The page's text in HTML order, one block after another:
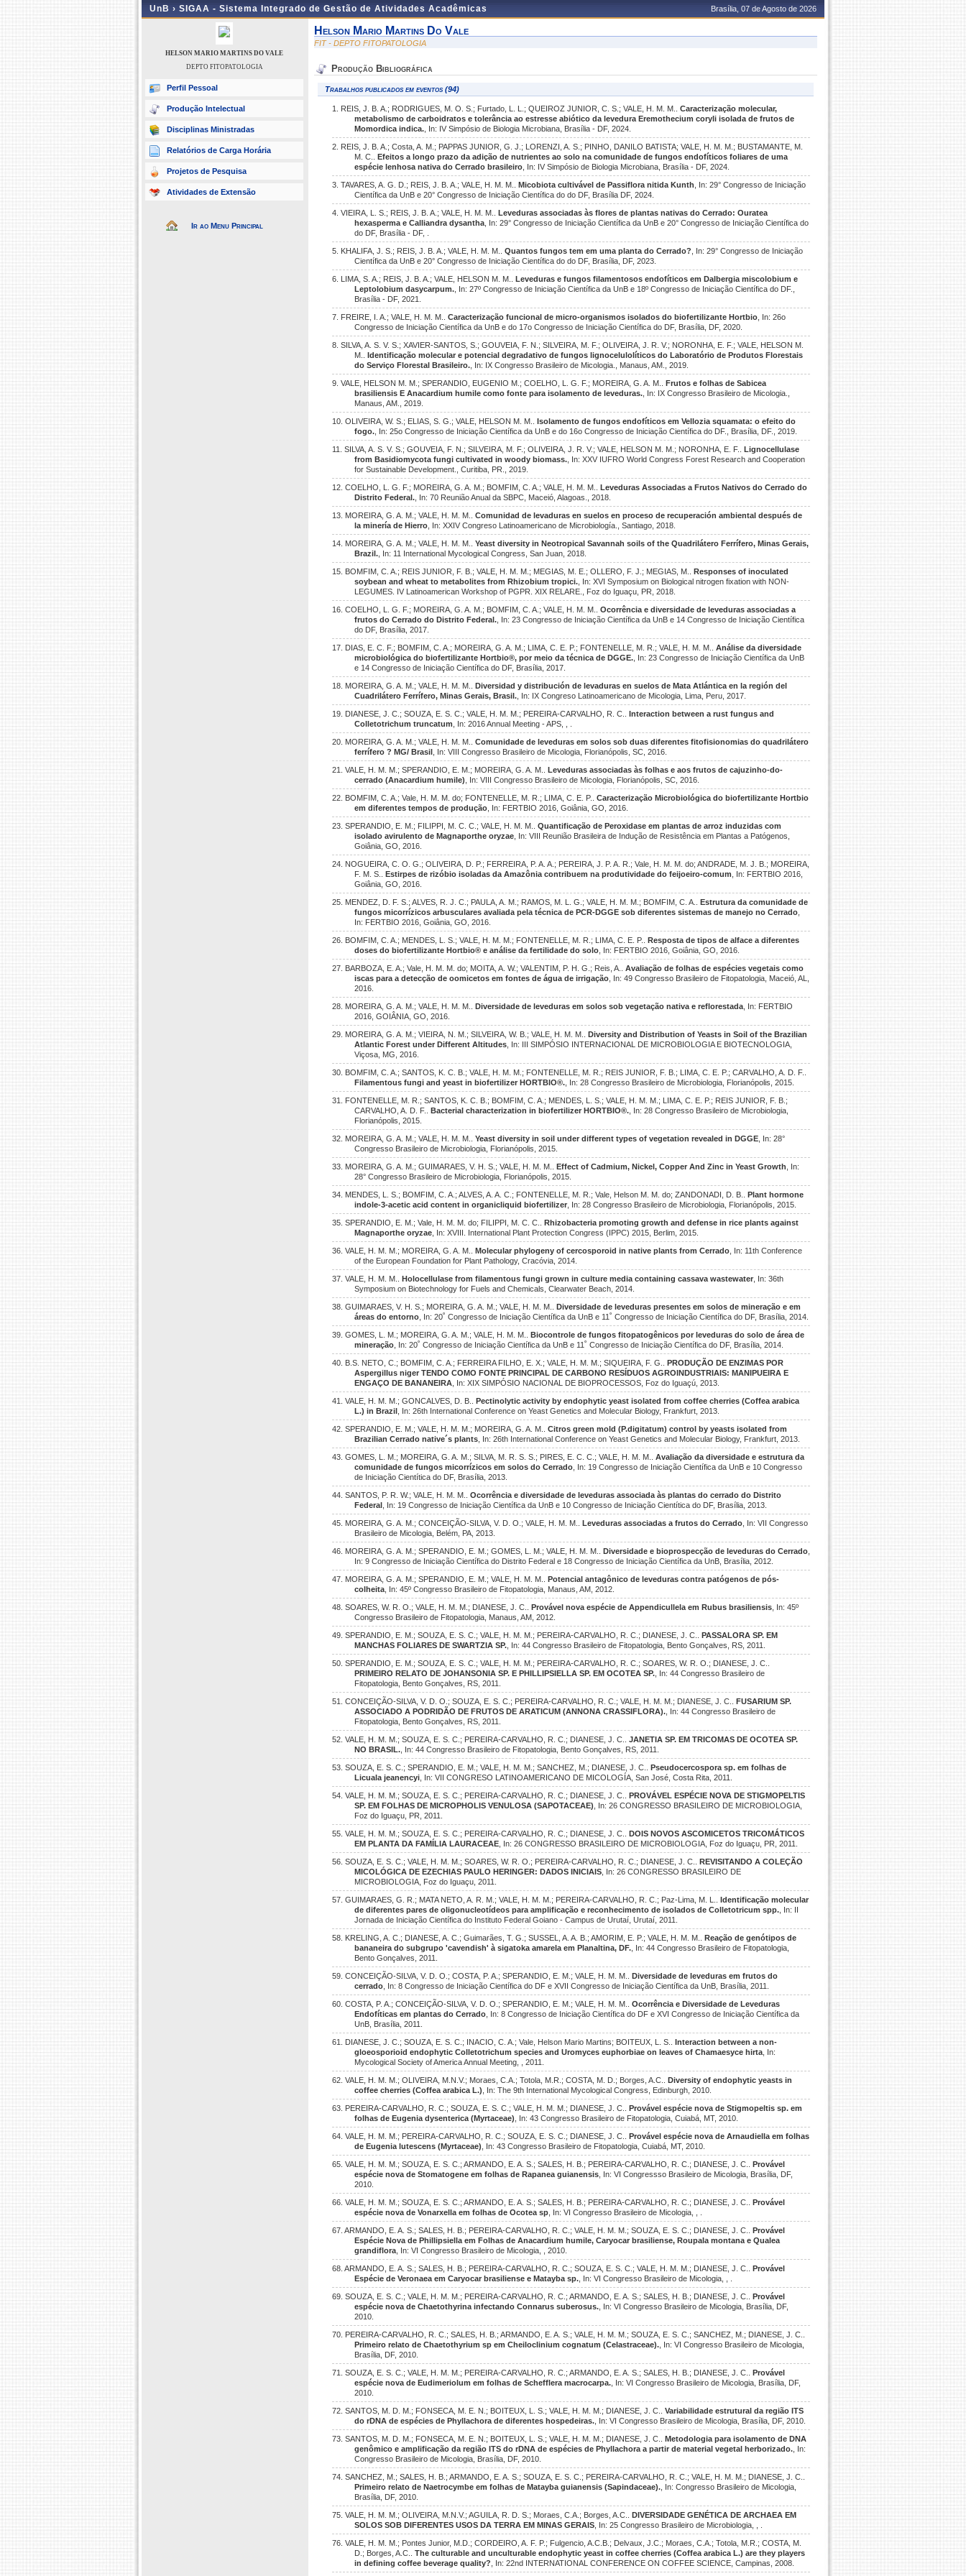
UnB › SIGAA - Sistema Integrado de Gestão de Atividades Acadêmicas Brasília, 07 de Agosto de 2026
HELSON MARIO MARTINS DO VALE
DEPTO FITOPATOLOGIA
Perfil Pessoal
Produção Intelectual
Disciplinas Ministradas
Relatórios de Carga Horária
Projetos de Pesquisa
Atividades de Extensão
Ir ao Menu Principal
Helson Mario Martins Do Vale
FIT - DEPTO FITOPATOLOGIA
Produção Bibliográfica
Trabalhos publicados em eventos (94)
1. REIS, J. B. A.; RODRIGUES, M. O. S.; Furtado, L. L.; QUEIROZ JUNIOR, C. S.; VALE, H. M. M.. Caracterização molecular,
metabolismo de carboidratos e tolerância ao estresse abiótico da levedura Eremothecium coryli isolada de frutos de
Momordica indica. , In: IV Simpósio de Biologia Microbiana, Brasília - DF, 2024.
2. REIS, J. B. A.; Costa, A. M.; PAPPAS JUNIOR, G. J.; LORENZI, A. S.; PINHO, DANILO BATISTA; VALE, H. M. M.; BUSTAMANTE, M.
M. C..Efeitos a longo prazo da adição de nutrientes ao solo na comunidade de fungos endofíticos foliares de uma
espécie lenhosa nativa do Cerrado brasileiro , In: IV Simpósio de Biologia Microbiana, Brasília - DF, 2024.
3. TAVARES, A. G. D.; REIS, J. B. A.; VALE, H. M. M.. Micobiota cultivável de Passiflora nitida Kunth , In: 29° Congresso de Iniciação
Científica da UnB e 20° Congresso de Iniciação Científica do do DF, Brasília DF, 2024.
4. VIEIRA, L. S.; REIS, J. B. A.; VALE, H. M. M.. Leveduras associadas às flores de plantas nativas do Cerrado: Ouratea
hexasperma e Calliandra dysantha , In: 29° Congresso de Iniciação Científica da UnB e 20° Congresso de Iniciação Científica do
do DF, Brasília - DF, .
5. KHALIFA, J. S.; REIS, J. B. A.; VALE, H. M. M.. Quantos fungos tem em uma planta do Cerrado? , In: 29° Congresso de Iniciação
Científica da UnB e 20° Congresso de Iniciação Científica do do DF, Brasília, DF, 2023.
6. LIMA, S. A.; REIS, J. B. A.; VALE, HELSON M. M.. Leveduras e fungos filamentosos endofíticos em Dalbergia miscolobium e
Leptolobium dasycarpum. , In: 27º Congresso de Iniciação Científica da UnB e 18º Congresso de Iniciação Científica do DF.,
Brasília - DF, 2021.
7. FREIRE, I. A.; VALE, H. M. M.. Caracterização funcional de micro-organismos isolados do biofertilizante Hortbio , In: 26o
Congresso de Iniciação Científica da UnB e do 17o Congresso de Iniciação Científica do DF, Brasília, DF, 2020.
8. SILVA, A. S. V. S.; XAVIER-SANTOS, S.; GOUVEIA, F. N.; SILVEIRA, M. F.; OLIVEIRA, J. R. V.; NORONHA, E. F.; VALE, HELSON M.
M..Identificação molecular e potencial degradativo de fungos lignocelulolíticos do Laboratório de Produtos Florestais
do Serviço Florestal Brasileiro. , In: IX Congresso Brasileiro de Micologia., Manaus, AM., 2019.
9. VALE, HELSON M. M.; SPERANDIO, EUGENIO M.; COELHO, L. G. F.; MOREIRA, G. A. M.. Frutos e folhas de Sabicea
brasiliensis E Anacardium humile como fonte para isolamento de leveduras. , In: IX Congresso Brasileiro de Micologia.,
Manaus, AM., 2019.
10. OLIVEIRA, W. S.; ELIAS, S. G.; VALE, HELSON M. M.. Isolamento de fungos endofíticos em Vellozia squamata: o efeito do
fogo. , In: 25o Congresso de Iniciação Científica da UnB e do 16o Congresso de Iniciação Científica do DF., Brasília, DF., 2019.
11. SILVA, A. S. V. S.; GOUVEIA, F. N.; SILVEIRA, M. F.; OLIVEIRA, J. R. V.; VALE, HELSON M. M.; NORONHA, E. F.. Lignocellulase
from Basidiomycota fungi cultivated in woody biomass. , In: XXV IUFRO World Congress Forest Research and Cooperation
for Sustainable Development., Curitiba, PR., 2019.
12. COELHO, L. G. F.; MOREIRA, G. A. M.; BOMFIM, C. A.; VALE, H. M. M.. Leveduras Associadas a Frutos Nativos do Cerrado do
Distrito Federal. , In: 70 Reunião Anual da SBPC, Maceió, Alagoas., 2018.
13. MOREIRA, G. A. M.; VALE, H. M. M.. Comunidad de levaduras en suelos en proceso de recuperación ambiental después de
la minería de Hierro , In: XXIV Congreso Latinoamericano de Microbiología., Santiago, 2018.
14. MOREIRA, G. A. M.; VALE, H. M. M.. Yeast diversity in Neotropical Savannah soils of the Quadrilátero Ferrífero, Minas Gerais,
Brazil. , In: 11 International Mycological Congress, San Juan, 2018.
15. BOMFIM, C. A.; REIS JUNIOR, F. B.; VALE, H. M. M.; MEGIAS, M. E.; OLLERO, F. J.; MEGIAS, M.. Responses of inoculated
soybean and wheat to metabolites from Rhizobium tropici. , In: XVI Symposium on Biological nitrogen fixation with NON-
LEGUMES. IV Latinoamerican Workshop of PGPR. XIX RELARE., Foz do Iguaçu, PR, 2018.
16. COELHO, L. G. F.; MOREIRA, G. A. M.; BOMFIM, C. A.; VALE, H. M. M.. Ocorrência e diversidade de leveduras associadas a
frutos do Cerrado do Distrito Federal. , In: 23 Congresso de Iniciação Científica da UnB e 14 Congresso de Iniciação Científica
do DF, Brasília, 2017.
17. DIAS, E. C. F.; BOMFIM, C. A.; MOREIRA, G. A. M.; LIMA, C. E. P.; FONTENELLE, M. R.; VALE, H. M. M.. Análise da diversidade
microbiológica do biofertilizante Hortbio®, por meio da técnica de DGGE. , In: 23 Congresso de Iniciação Científica da UnB
e 14 Congresso de Iniciação Científica do DF, Brasília, 2017.
18. MOREIRA, G. A. M.; VALE, H. M. M.. Diversidad y distribución de levaduras en suelos de Mata Atlántica en la región del
Cuadrilátero Ferrífero, Minas Gerais, Brasil. , In: IX Congreso Latinoamericano de Micologia, Lima, Peru, 2017.
19. DIANESE, J. C.; SOUZA, E. S. C.; VALE, H. M. M.; PEREIRA-CARVALHO, R. C.. Interaction between a rust fungus and
Colletotrichum truncatum
, In: 2016 Annual Meeting - APS, , .
20. MOREIRA, G. A. M.; VALE, H. M. M.. Comunidade de leveduras em solos sob duas diferentes fitofisionomias do quadrilátero
ferrífero ? MG/ Brasil , In: VIII Congresso Brasileiro de Micologia, Florianópolis, SC, 2016.
21. VALE, H. M. M.; SPERANDIO, E. M.; MOREIRA, G. A. M.. Leveduras associadas às folhas e aos frutos de cajuzinho-do-
cerrado (Anacardium humile)
, In: VIII Congresso Brasileiro de Micologia, Florianópolis, SC, 2016.
22. BOMFIM, C. A.; Vale, H. M. M. do; FONTENELLE, M. R.; LIMA, C. E. P.. Caracterização Microbiológica do biofertilizante Hortbio
em diferentes tempos de produção , In: FERTBIO 2016, Goiânia, GO, 2016.
23. SPERANDIO, E. M.; FILIPPI, M. C. C.; VALE, H. M. M.. Quantificação de Peroxidase em plantas de arroz induzidas com
isolado avirulento de Magnaporthe oryzae , In: VIII Reunião Brasileira de Indução de Resistência em Plantas a Patógenos,
Goiânia, GO, 2016.
24. NOGUEIRA, C. O. G.; OLIVEIRA, D. P.; FERREIRA, P. A. A.; PEREIRA, J. P. A. R.; Vale, H. M. M. do; ANDRADE, M. J. B.; MOREIRA,
F. M. S..Estirpes de rizóbio isoladas da Amazônia contribuem na produtividade do feijoeiro-comum
, In: FERTBIO 2016,
Goiânia, GO, 2016.
25. MENDEZ, D. F. S.; ALVES, R. J. C.; PAULA, A. M.; RAMOS, M. L. G.; VALE, H. M. M.; BOMFIM, C. A.. Estrutura da comunidade de
fungos micorrízicos arbusculares avaliada pela técnica de PCR-DGGE sob diferentes sistemas de manejo no Cerrado
In: FERTBIO 2016, Goiânia, GO, 2016.
26. BOMFIM, C. A.; MENDES, L. S.; VALE, H. M. M.; FONTENELLE, M. R.; LIMA, C. E. P.. Resposta de tipos de alface a diferentes
doses do biofertilizante Hortbio® e análise da fertilidade do solo , In: FERTBIO 2016, Goiânia, GO, 2016.
27. BARBOZA, E. A.; Vale, H. M. M. do; MOITA, A. W.; VALENTIM, P. H. G.; Reis, A.. Avaliação de folhas de espécies vegetais como
iscas para a detecção de oomicetos em fontes de água de irrigação , In: 49 Congresso Brasileiro de Fitopatologia, Maceió, AL,
2016.
28. MOREIRA, G. A. M.; VALE, H. M. M.. Diversidade de leveduras em solos sob vegetação nativa e reflorestada , In: FERTBIO
2016, GOIÂNIA, GO, 2016.
29. MOREIRA, G. A. M.; VIEIRA, N. M.; SILVEIRA, W. B.; VALE, H. M. M.. Diversity and Distribution of Yeasts in Soil of the Brazilian
Atlantic Forest under Different Altitudes , In: III SIMPÓSIO INTERNACIONAL DE MICROBIOLOGIA E BIOTECNOLOGIA,
Viçosa, MG, 2016.
30. BOMFIM, C. A.; SANTOS, K. C. B.; VALE, H. M. M.; FONTENELLE, M. R.; REIS JUNIOR, F. B.; LIMA, C. E. P.; CARVALHO, A. D. F..
Filamentous fungi and yeast in biofertilizer HORTBIO®. , In: 28 Congresso Brasileiro de Microbiologia, Florianópolis, 2015.
31. FONTENELLE, M. R.; SANTOS, K. C. B.; BOMFIM, C. A.; MENDES, L. S.; VALE, H. M. M.; LIMA, C. E. P.; REIS JUNIOR, F. B.;
CARVALHO, A. D. F..Bacterial characterization in biofertilizer HORTBIO®. , In: 28 Congresso Brasileiro de Microbiologia,
Florianópolis, 2015.
32. MOREIRA, G. A. M.; VALE, H. M. M.. Yeast diversity in soil under different types of vegetation revealed in DGGE , In: 28°
Congresso Brasileiro de Microbiologia, Florianópolis, 2015.
33. MOREIRA, G. A. M.; GUIMARAES, V. H. S.; VALE, H. M. M.. Effect of Cadmium, Nickel, Copper And Zinc in Yeast Growth , In:
28° Congresso Brasileiro de Microbiologia, Florianópolis, 2015.
34. MENDES, L. S.; BOMFIM, C. A.; ALVES, A. A. C.; FONTENELLE, M. R.; Vale, Helson M. M. do; ZANDONADI, D. B.. Plant hormone
indole-3-acetic acid content in organicliquid biofertilizer , In: 28 Congresso Brasileiro de Microbiologia, Florianópolis, 2015.
35. SPERANDIO, E. M.; Vale, H. M. M. do; FILIPPI, M. C. C.. Rhizobacteria promoting growth and defense in rice plants against
Magnaporthe oryzae , In: XVIII. International Plant Protection Congress (IPPC) 2015, Berlim, 2015.
36. VALE, H. M. M.; MOREIRA, G. A. M.. Molecular phylogeny of cercosporoid in native plants from Cerrado , In: 11th Conference
of the European Foundation for Plant Pathology, Cracóvia, 2014.
37. VALE, H. M. M.. Holocellulase from filamentous fungi grown in culture media containing cassava wastewater , In: 36th
Symposium on Biotechnology for Fuels and Chemicals, Clearwater Beach, 2014.
38. GUIMARAES, V. H. S.; MOREIRA, G. A. M.; VALE, H. M. M.. Diversidade de leveduras presentes em solos de mineração e em
áreas do entorno , In: 20˚ Congresso de Iniciação Científica da UnB e 11˚ Congresso de Iniciação Científica do DF, Brasília, 2014.
39. GOMES, L. M.; MOREIRA, G. A. M.; VALE, H. M. M.. Biocontrole de fungos fitopatogênicos por leveduras do solo de área de
mineração , In: 20˚ Congresso de Iniciação Científica da UnB e 11˚ Congresso de Iniciação Científica do DF, Brasília, 2014.
40. B.S. NETO, C.; BOMFIM, C. A.; FERREIRA FILHO, E. X.; VALE, H. M. M.; SIQUEIRA, F. G.. PRODUÇÃO DE ENZIMAS POR
Aspergillus niger TENDO COMO FONTE PRINCIPAL DE CARBONO RESÍDUOS AGROINDUSTRIAIS: MANIPUEIRA E
ENGAÇO DE BANANEIRA , In: XIX SIMPÓSIO NACIONAL DE BIOPROCESSOS, Foz do Iguaçú, 2013.
41. VALE, H. M. M.; GONCALVES, D. B.. Pectinolytic activity by endophytic yeast isolated from coffee cherries (Coffea arabica
L.) in Brazil , In: 26th International Conference on Yeast Genetics and Molecular Biology, Frankfurt, 2013.
42. SPERANDIO, E. M.; VALE, H. M. M.; MOREIRA, G. A. M.. Citros green mold (P.digitatum) control by yeasts isolated from
Brazilian Cerrado native´s plants , In: 26th International Conference on Yeast Genetics and Molecular Biology, Frankfurt, 2013.
43. GOMES, L. M.; MOREIRA, G. A. M.; SILVA, M. R. S. S.; PIRES, E. C. C.; VALE, H. M. M.. Avaliação da diversidade e estrutura da
comunidade de fungos micorrízicos em solos do Cerrado , In: 19 Congresso de Iniciação Científica da UnB e 10 Congresso
de Iniciação Cientítica do DF, Brasília, 2013.
44. SANTOS, P. R. W.; VALE, H. M. M.. Ocorrência e diversidade de leveduras associada às plantas do cerrado do Distrito
Federal , In: 19 Congresso de Iniciação Científica da UnB e 10 Congresso de Iniciação Cientítica do DF, Brasília, 2013.
45. MOREIRA, G. A. M.; CONCEIÇÃO-SILVA, V. D. O.; VALE, H. M. M.. Leveduras associadas a frutos do Cerrado , In: VII Congresso
Brasileiro de Micologia, Belém, PA, 2013.
46. MOREIRA, G. A. M.; SPERANDIO, E. M.; GOMES, L. M.; VALE, H. M. M.. Diversidade e bioprospecção de leveduras do Cerrado
In: 9 Congresso de Iniciação Científica do Distrito Federal e 18 Congresso de Iniciação Científica da UnB, Brasília, 2012.
47. MOREIRA, G. A. M.; SPERANDIO, E. M.; VALE, H. M. M.. Potencial antagônico de leveduras contra patógenos de pós-
colheita , In: 45º Congresso Brasileiro de Fitopatologia, Manaus, AM, 2012.
48. SOARES, W. R. O.; VALE, H. M. M.; DIANESE, J. C.. Provável nova espécie de Appendicullela em Rubus brasiliensis , In: 45º
Congresso Brasileiro de Fitopatologia, Manaus, AM, 2012.
49. SPERANDIO, E. M.; SOUZA, E. S. C.; VALE, H. M. M.; PEREIRA-CARVALHO, R. C.; DIANESE, J. C.. PASSALORA SP. EM
MANCHAS FOLIARES DE SWARTZIA SP. , In: 44 Congresso Brasileiro de Fitopatologia, Bento Gonçalves, RS, 2011.
50. SPERANDIO, E. M.; SOUZA, E. S. C.; VALE, H. M. M.; PEREIRA-CARVALHO, R. C.; SOARES, W. R. O.; DIANESE, J. C..
PRIMEIRO RELATO DE JOHANSONIA SP. E PHILLIPSIELLA SP. EM OCOTEA SP. , In: 44 Congresso Brasileiro de
Fitopatologia, Bento Gonçalves, RS, 2011.
51. CONCEIÇÃO-SILVA, V. D. O.; SOUZA, E. S. C.; PEREIRA-CARVALHO, R. C.; VALE, H. M. M.; DIANESE, J. C.. FUSARIUM SP.
ASSOCIADO A PODRIDÃO DE FRUTOS DE ARATICUM (ANNONA CRASSIFLORA). , In: 44 Congresso Brasileiro de
Fitopatologia, Bento Gonçalves, RS, 2011.
52. VALE, H. M. M.; SOUZA, E. S. C.; PEREIRA-CARVALHO, R. C.; DIANESE, J. C.. JANETIA SP. EM TRICOMAS DE OCOTEA SP.
NO BRASIL. , In: 44 Congresso Brasileiro de Fitopatologia, Bento Gonçalves, RS, 2011.
53. SOUZA, E. S. C.; SPERANDIO, E. M.; VALE, H. M. M.; SANCHEZ, M.; DIANESE, J. C.. Pseudocercospora sp. em folhas de
Licuala jeanencyi , In: VII CONGRESO LATINOAMERICANO DE MICOLOGÍA, San José, Costa Rita, 2011.
54. VALE, H. M. M.; SOUZA, E. S. C.; PEREIRA-CARVALHO, R. C.; DIANESE, J. C.. PROVÁVEL ESPÉCIE NOVA DE STIGMOPELTIS
SP. EM FOLHAS DE MICROPHOLIS VENULOSA (SAPOTACEAE)
, In: 26 CONGRESSO BRASILEIRO DE MICROBIOLOGIA,
Foz do Iguaçu, PR, 2011.
55. VALE, H. M. M.; SOUZA, E. S. C.; PEREIRA-CARVALHO, R. C.; DIANESE, J. C.. DOIS NOVOS ASCOMICETOS TRICOMÁTICOS
EM PLANTA DA FAMÍLIA LAURACEAE , In: 26 CONGRESSO BRASILEIRO DE MICROBIOLOGIA, Foz do Iguaçu, PR, 2011.
56. SOUZA, E. S. C.; VALE, H. M. M.; SOARES, W. R. O.; PEREIRA-CARVALHO, R. C.; DIANESE, J. C.. REVISITANDO A COLEÇÃO
MICOLÓGICA DE EZECHIAS PAULO HERINGER: DADOS INICIAIS , In: 26 CONGRESSO BRASILEIRO DE
MICROBIOLOGIA, Foz do Iguaçu, 2011.
57. GUIMARAES, G. R.; MATA NETO, A. R. M.; VALE, H. M. M.; PEREIRA-CARVALHO, R. C.; Paz-Lima, M. L.. Identificação molecular
de diferentes pares de oligonucleotídeos para amplificação e reconhecimento de isolados de Colletotricum spp. , In: II
Jornada de Iniciação Científica do Instituto Federal Goiano - Campus de Urutaí, Urutaí, 2011.
58. KRELING, A. C.; DIANESE, A. C.; Guimarães, T. G.; SUSSEL, A. A. B.; AMORIM, E. P.; VALE, H. M. M.. Reação de genótipos de
bananeira do subgrupo 'cavendish' à sigatoka amarela em Planaltina, DF. , In: 44 Congresso Brasileiro de Fitopatologia,
Bento Gonçalves, 2011.
59. CONCEIÇÃO-SILVA, V. D. O.; COSTA, P. A.; SPERANDIO, E. M.; VALE, H. M. M.. Diversidade de leveduras em frutos do
cerrado , In: 8 Congresso de Iniciação Científica do DF e XVII Congresso de Iniciação Científica da UnB, Brasília, 2011.
60. COSTA, P. A.; CONCEIÇÃO-SILVA, V. D. O.; SPERANDIO, E. M.; VALE, H. M. M.. Ocorrência e Diversidade de Leveduras
Endofíticas em plantas do Cerrado , In: 8 Congresso de Iniciação Científica do DF e XVI Congresso de Iniciação Científica da
UnB, Brasília, 2011.
61. DIANESE, J. C.; SOUZA, E. S. C.; INACIO, C. A.; Vale, Helson Mario Martins; BOITEUX, L. S.. Interaction between a non-
gloeosporioid endophytic Colletotrichum species and Uromyces euphorbiae on leaves of Chamaesyce hirta , In:
Mycological Society of America Annual Meeting, , 2011.
62. VALE, H. M. M.; OLIVEIRA, M.N.V.; Moraes, C.A.; Totola, M.R.; COSTA, M. D.; Borges, A.C.. Diversity of endophytic yeasts in
coffee cherries (Coffea arabica L.)
, In: The 9th International Mycological Congress, Edinburgh, 2010.
63. PEREIRA-CARVALHO, R. C.; SOUZA, E. S. C.; VALE, H. M. M.; DIANESE, J. C.. Provável espécie nova de Stigmopeltis sp. em
folhas de Eugenia dysenterica (Myrtaceae)
, In: 43 Congresso Brasileiro de Fitopatologia, Cuiabá, MT, 2010.
64. VALE, H. M. M.; PEREIRA-CARVALHO, R. C.; SOUZA, E. S. C.; DIANESE, J. C.. Provável espécie nova de Arnaudiella em folhas
de Eugenia lutescens (Myrtaceae)
, In: 43 Congresso Brasileiro de Fitopatologia, Cuiabá, MT, 2010.
65. VALE, H. M. M.; SOUZA, E. S. C.; ARMANDO, E. A. S.; SALES, H. B.; PEREIRA-CARVALHO, R. C.; DIANESE, J. C.. Provável
espécie nova de Stomatogene em folhas de Rapanea guianensis , In: VI Congressso Brasileiro de Micologia, Brasília, DF,
2010.
66. VALE, H. M. M.; SOUZA, E. S. C.; ARMANDO, E. A. S.; SALES, H. B.; PEREIRA-CARVALHO, R. C.; DIANESE, J. C.. Provável
espécie nova de Vonarxella em folhas de Ocotea sp , In: VI Congresso Brasileiro de Micologia, , .
67. ARMANDO, E. A. S.; SALES, H. B.; PEREIRA-CARVALHO, R. C.; VALE, H. M. M.; SOUZA, E. S. C.; DIANESE, J. C.. Provável
Espécie Nova de Phillipsiella em Folhas de Anacardium humile, Caryocar brasiliense, Roupala montana e Qualea
grandiflora , In: VI Congresso Brasileiro de Micologia, , 2010.
68. ARMANDO, E. A. S.; SALES, H. B.; PEREIRA-CARVALHO, R. C.; SOUZA, E. S. C.; VALE, H. M. M.; DIANESE, J. C.. Provável
Espécie de Veronaea em Caryocar brasiliense e Matayba sp. , In: VI Congresso Brasileiro de Micologia, , .
69. SOUZA, E. S. C.; VALE, H. M. M.; PEREIRA-CARVALHO, R. C.; ARMANDO, E. A. S.; SALES, H. B.; DIANESE, J. C.. Provável
espécie nova de Chaetothyrina infectando Connarus suberosus. , In: VI Congresso Brasileiro de Micologia, Brasília, DF,
2010.
70. PEREIRA-CARVALHO, R. C.; SALES, H. B.; ARMANDO, E. A. S.; VALE, H. M. M.; SOUZA, E. S. C.; SANCHEZ, M.; DIANESE, J. C..
Primeiro relato de Chaetothyrium sp em Cheiloclinium cognatum (Celastraceae). , In: VI Congresso Brasileiro de Micologia,
Brasília, DF, 2010.
71. SOUZA, E. S. C.; VALE, H. M. M.; PEREIRA-CARVALHO, R. C.; ARMANDO, E. A. S.; SALES, H. B.; DIANESE, J. C.. Provável
espécie nova de Eudimeriolum em folhas de Schefflera macrocarpa. , In: VI Congresso Brasileiro de Micologia, Brasília, DF,
2010.
72. SANTOS, M. D. M.; FONSECA, M. E. N.; BOITEUX, L. S.; VALE, H. M. M.; DIANESE, J. C.. Variabilidade estrutural da região ITS
do rDNA de espécies de Phyllachora de diferentes hospedeiras. , In: VI Congresso Brasileiro de Micologia, Brasília, DF, 2010.
73. SANTOS, M. D. M.; FONSECA, M. E. N.; BOITEUX, L. S.; VALE, H. M. M.; DIANESE, J. C.. Metodologia para isolamento de DNA
genômico e amplificação da região ITS do rDNA de espécies de Phyllachora a partir de material vegetal herborizado. , In:
Congresso Brasileiro de Micologia, Brasília, DF, 2010.
74. SANCHEZ, M.; SALES, H. B.; ARMANDO, E. A. S.; SOUZA, E. S. C.; PEREIRA-CARVALHO, R. C.; VALE, H. M. M.; DIANESE, J. C..
Primeiro relato de Naetrocymbe em folhas de Matayba guianensis (Sapindaceae). , In: Congresso Brasileiro de Micologia,
Brasília, DF, 2010.
75. VALE, H. M. M.; OLIVEIRA, M.N.V.; AGUILA, R. D. S.; Moraes, C.A.; Borges, A.C.. DIVERSIDADE GENÉTICA DE ARCHAEA EM
SOLOS SOB DIFERENTES USOS DA TERRA EM MINAS GERAIS , In: 25 Congresso Brasileiro de Microbiologia, , .
76. VALE, H. M. M.; Pontes Junior, M.D.; CORDEIRO, A. F. P.; Fulgencio, A.C.B.; Delvaux, J.C.; Moraes, C.A.; Totola, M.R.; COSTA, M.
D.; Borges, A.C..The culturable and unculturable endophytic yeast in coffee cherries (Coffea arabica L.) are they players
in defining coffee beverage quality?
, In: 22nd INTERNATIONAL CONFERENCE ON COFFEE SCIENCE, Campinas, 2008.